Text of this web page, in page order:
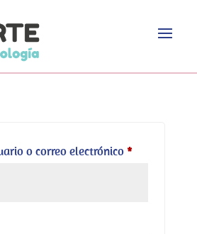
o correo electrónico*Obligatorio